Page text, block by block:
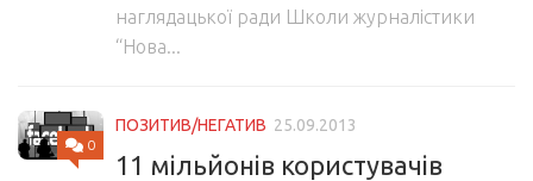
наглядацької ради Школи журналістики
“Нова...
0
ПОЗИТИВ/НЕГАТИВ 25.09.2013
11 мільйонів користувачів